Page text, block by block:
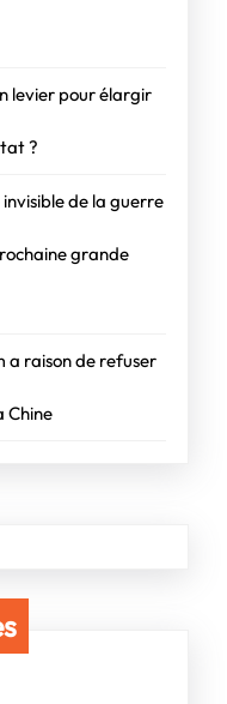
levier pour élargir
?
de la guerre
grande
a raison de refuser
Chine